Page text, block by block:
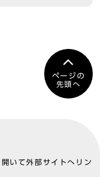
ページの
先頭へ
いて外部サイトへリン